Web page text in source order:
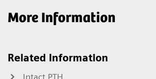
More Information
Related Information
Intact PTH